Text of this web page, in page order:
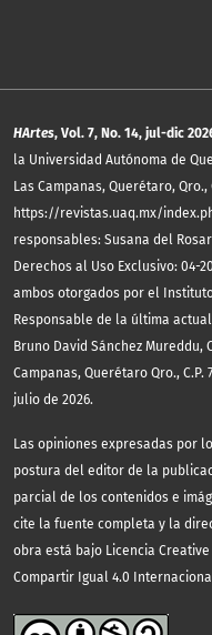
HArtes, Vol. 7, No. 14, jul-dic
la Universidad Autónoma de
Las Campanas, Querétaro, Qro.,
https://revistas.uaq.mx/
responsables: Susana del
Derechos al Uso Exclusivo: 04-
ambos otorgados por el
Responsable de la última
Bruno David Sánchez Mureddu,
Campanas, Querétaro Qro.,
julio de 2026.
Las opiniones expresadas por
postura del editor de la
parcial de los contenidos e
cite la fuente completa y la
obra está bajo Licencia
Compartir Igual 4.0